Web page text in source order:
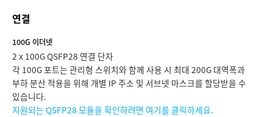
Norway
Poland
Portugal
연결
100G 이더넷
2 x 100G QSFP28 연결 단자
각 100G 포트는 관리형 스위치와 함께 사용 시 최대 200G 대역폭과
부하 분산 적용을 위해 개별 IP 주소 및 서브넷 마스크를 할당받을 수
있습니다.
지원되는 QSFP28 모듈을 확인하려면 여기를 클릭하세요.